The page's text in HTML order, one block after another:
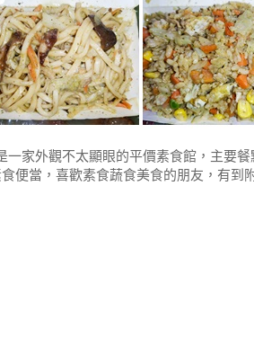
一家外觀不太顯眼的平價素食館，主要
便當，喜歡素食蔬食美食的朋友，有到